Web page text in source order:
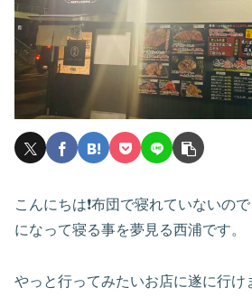
こんにちは❗️布団で寝れていないの
になって寝る事を夢見る西浦です。
やっと行ってみたいお店に遂に行け